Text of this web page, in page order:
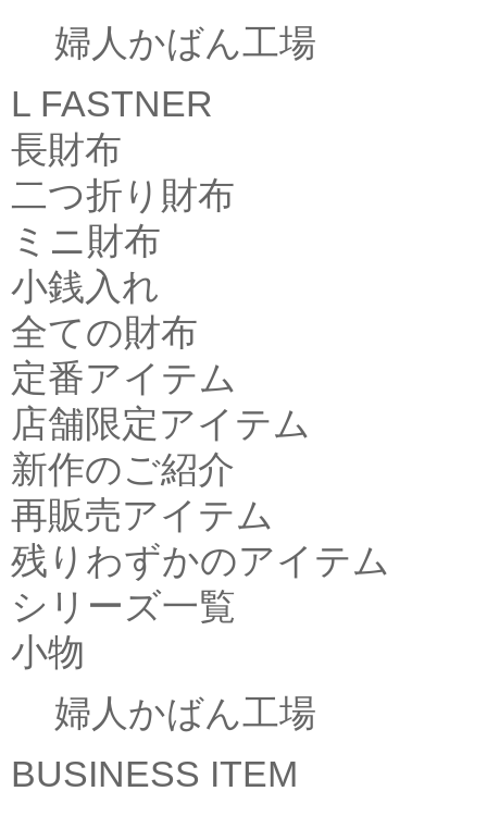
婦人かばん工場
L FASTNER
長財布
二つ折り財布
ミニ財布
小銭入れ
全ての財布
定番アイテム
店舗限定アイテム
新作のご紹介
再販売アイテム
残りわずかのアイテム
シリーズ一覧
小物
婦人かばん工場
BUSINESS ITEM